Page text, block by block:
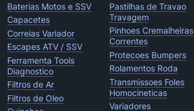
Baterias Motos e SSV
Capacetes
Correias Variador
Escapes ATV / SSV
Ferramenta Tools
Diagnostico
Filtros de Ar
Filtros de Oleo
Pastilhas de Travao
Travagem
Pinhoes Cremalheiras
Correntes
Protecoes Bumpers
Rolamentos Roda
Transmissoes Foles
Homocineticas
Variadores